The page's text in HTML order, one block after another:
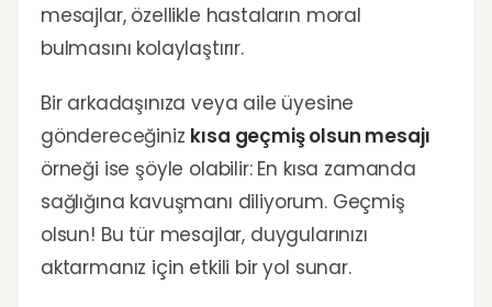
mesajlar, özellikle hastaların moral
bulmasını kolaylaştırır.
Bir arkadaşınıza veya aile üyesine
göndereceğiniz kısa geçmiş olsun mesajı
örneği ise şöyle olabilir: En kısa zamanda
sağlığına kavuşmanı diliyorum. Geçmiş
olsun! Bu tür mesajlar, duygularınızı
aktarmanız için etkili bir yol sunar.